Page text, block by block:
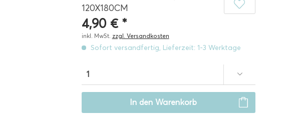
120X180CM
4,90 € *
inkl. MwSt. zzgl. Versandkosten
Sofort versandfertig, Lieferzeit: 1-3 Werktage
In den Warenkorb